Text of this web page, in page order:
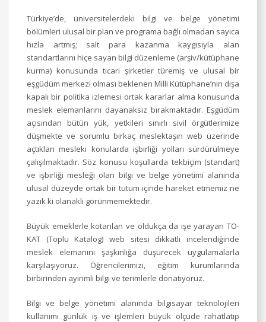
Türkiye’de, üniversitelerdeki bilgi ve belge yönetimi
bölümleri ulusal bir plan ve programa bağlı olmadan sayıca
hızla artmış; salt para kazanma kaygısıyla alan
standartlarını hiçe sayan bilgi düzenleme (arşiv/kütüphane
kurma) konusunda ticari şirketler türemiş ve ulusal bir
eşgüdüm merkezi olması beklenen Milli Kütüphane’nin dışa
kapalı bir politika izlemesi ortak kararlar alma konusunda
meslek elemanlarını dayanaksız bırakmaktadır. Eşgüdüm
açısından bütün yük, yetkileri sınırlı sivil örgütlerimize
düşmekte ve sorumlu birkaç meslektaşın web üzerinde
açtıkları mesleki konularda işbirliği yolları sürdürülmeye
çalışılmaktadır. Söz konusu koşullarda tekbiçim (standart)
ve işbirliği mesleği olan bilgi ve belge yönetimi alanında
ulusal düzeyde ortak bir tutum içinde hareket etmemiz ne
yazık ki olanaklı görünmemektedir.
Büyük emeklerle kotarılan ve oldukça da işe yarayan TO-
KAT (Toplu Katalog) web sitesi dikkatli incelendiğinde
meslek elemanını şaşkınlığa düşürecek uygulamalarla
karşılaşıyoruz. Öğrencilerimizi, eğitim kurumlarında
birbirinden ayırımlı bilgi ve terimlerle donatıyoruz.
Bilgi ve belge yönetimi alanında bilgisayar teknolojileri
kullanımı günlük iş ve işlemleri büyük ölçüde rahatlatıp